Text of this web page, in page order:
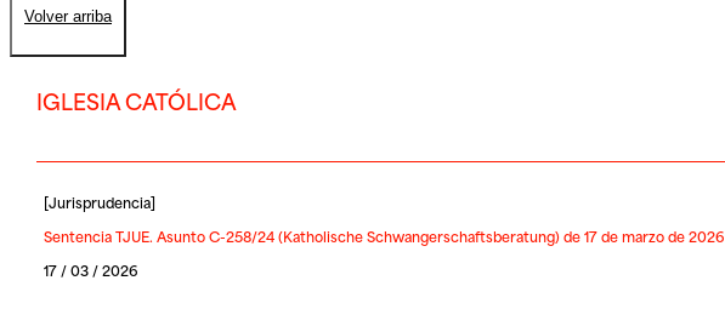
Volver arriba
IGLESIA CATÓLICA
[Jurisprudencia]
Sentencia TJUE. Asunto C-258/24 (Katholische Schwangerschaftsberatung) de 17 de marzo de 2026
17 / 03 / 2026